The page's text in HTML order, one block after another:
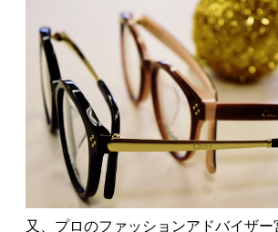
又、プロのファッションアドバイザー